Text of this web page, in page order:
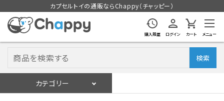
カプセルトイの通販ならChappy（チャッピー）
購入履歴 ログイン カート メニュー
検索
カテゴリー